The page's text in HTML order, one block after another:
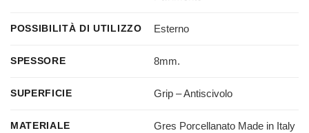
POSSIBILITÀ DI UTILIZZO Esterno
SPESSORE 8mm.
SUPERFICIE Grip – Antiscivolo
MATERIALE Gres Porcellanato Made in Italy